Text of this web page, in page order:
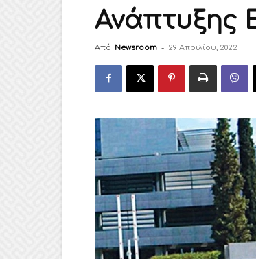
Ανάπτυξης
Από Newsroom - 29 Απριλίου, 2022